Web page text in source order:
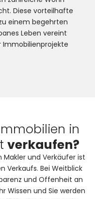
Diese vorteilhafte
einem begehrten
Leben vereint
in
verkaufen?
Makler und Verkäufer ist
Verkaufs. Bei Weitblick
und Offenheit an
Wissen und Sie werden